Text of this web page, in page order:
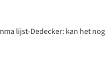
lijst-Dedecker: kan het nog